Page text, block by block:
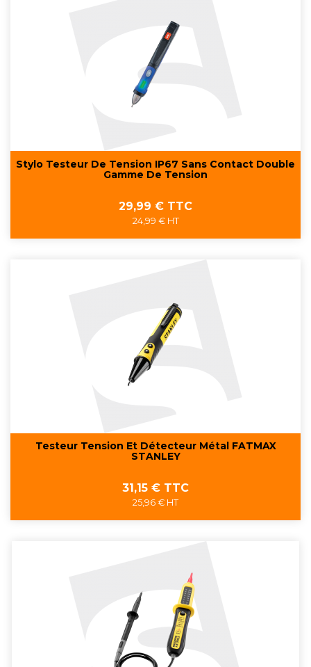
Stylo Testeur De Tension IP67 Sans Contact Double
Gamme De Tension
Prix
29,99 € TTC
24,99 € HT
Testeur Tension Et Détecteur Métal FATMAX
STANLEY
Prix
31,15 € TTC
25,96 € HT